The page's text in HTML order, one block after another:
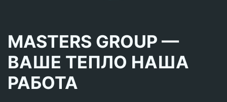
MASTERS GROUP —
ВАШЕ ТЕПЛО НАША
РАБОТА